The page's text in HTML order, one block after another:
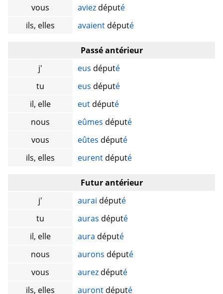
vous
aviez député
ils, elles
avaient député
Passé antérieur
j'
eus député
tu
eus député
il, elle
eut député
nous
eûmes député
vous
eûtes député
ils, elles
eurent député
Futur antérieur
j'
aurai député
tu
auras député
il, elle
aura député
nous
aurons député
vous
aurez député
ils, elles
auront député